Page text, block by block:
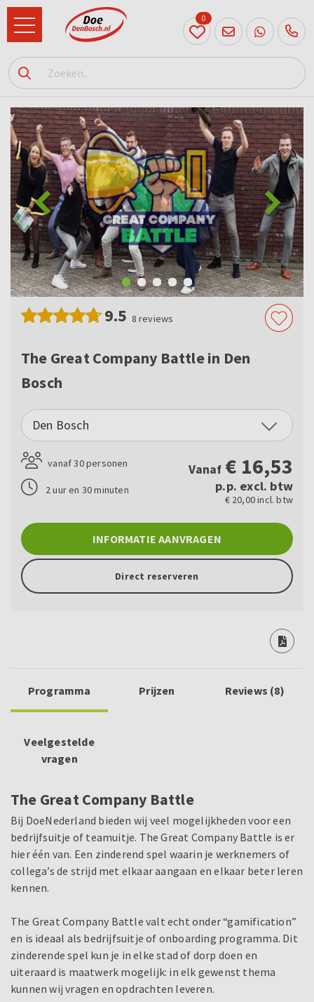
073
614
89 72
0
9.5 8 reviews
The Great Company Battle in Den
Bosch
Den Bosch
vanaf 30 personen
2 uur en 30 minuten
Vanaf € 16,53
p.p. excl. btw
€ 20,00 incl. btw
INFORMATIE AANVRAGEN
Direct reserveren
Programma Prijzen Reviews (8)
Veelgestelde
vragen
The Great Company Battle
Bij DoeNederland bieden wij veel mogelijkheden voor een
bedrijfsuitje of teamuitje. The Great Company Battle is er
hier één van. Een zinderend spel waarin je werknemers of
collega’s de strijd met elkaar aangaan en elkaar beter leren
kennen.
The Great Company Battle valt echt onder “gamification”
en is ideaal als bedrijfsuitje of onboarding programma. Dit
zinderende spel kun je in elke stad of dorp doen en
uiteraard is maatwerk mogelijk: in elk gewenst thema
kunnen wij vragen en opdrachten leveren.